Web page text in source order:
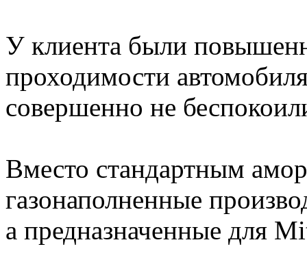
У клиента были
проходимости
совершенно не
Вместо стандартным
газонаполненные
а предназначенные для